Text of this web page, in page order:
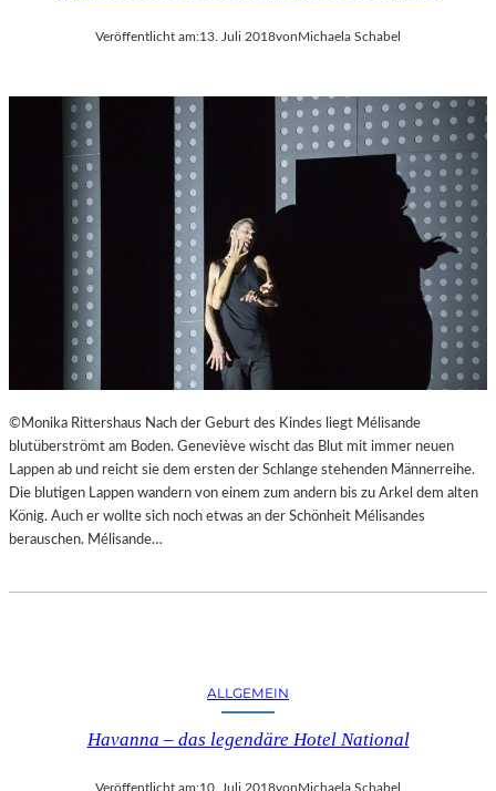
Veröffentlicht am:13. Juli 2018vonMichaela Schabel
©Monika Rittershaus Nach der Geburt des Kindes liegt Mélisande
blutüberströmt am Boden. Geneviève wischt das Blut mit immer neuen
Lappen ab und reicht sie dem ersten der Schlange stehenden Männerreihe.
Die blutigen Lappen wandern von einem zum andern bis zu Arkel dem alten
König. Auch er wollte sich noch etwas an der Schönheit Mélisandes
berauschen. Mélisande…
ALLGEMEIN
Havanna – das legendäre Hotel National
Veröffentlicht am:10. Juli 2018vonMichaela Schabel